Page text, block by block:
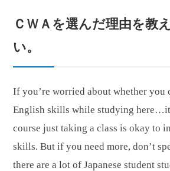
ＣＷＡを選んだ理由を教
い。
If you’re worried about whether you
English skills while studying
course just taking a class is okay to
skills. But if you need more, don’t
there are a lot of Japanese student